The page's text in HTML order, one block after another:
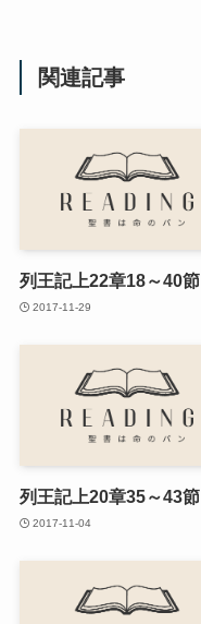
関連記事
列王記上22章18～40節
2017-11-29
列王記上20章35～43節
2017-11-04